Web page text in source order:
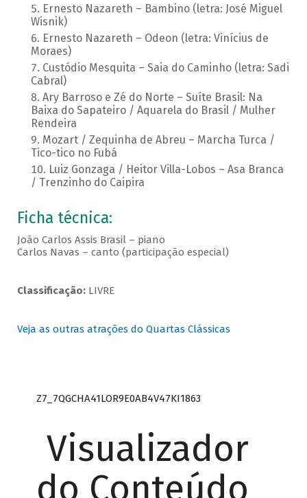
Ernesto Nazareth – Bambino (letra: José Miguel
Wisnik)
Ernesto Nazareth – Odeon (letra: Vinícius de
Moraes)
Custódio Mesquita – Saia do Caminho (letra: Sadi
Cabral)
Ary Barroso e Zé do Norte – Suíte Brasil: Na
Baixa do Sapateiro / Aquarela do Brasil / Mulher
Rendeira
Mozart / Zequinha de Abreu – Marcha Turca /
Tico-tico no Fubá
Luiz Gonzaga / Heitor Villa-Lobos – Asa Branca
/ Trenzinho do Caipira
Ficha técnica:
João Carlos Assis Brasil – piano
Carlos Navas – canto (participação especial)
Classificação:LIVRE
Veja as outras atrações do Quartas Clássicas
Z7_7QGCHA41LOR9E0AB4V47KI1863
Visualizador
do Conteúdo